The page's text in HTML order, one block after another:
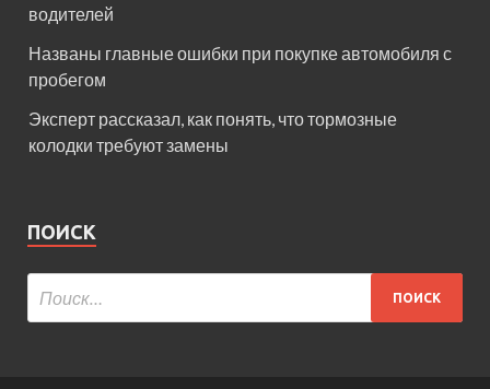
водителей
Названы главные ошибки при покупке автомобиля с
пробегом
Эксперт рассказал, как понять, что тормозные
колодки требуют замены
ПОИСК